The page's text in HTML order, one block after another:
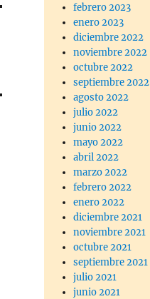
febrero 2023
enero 2023
diciembre 2022
noviembre 2022
octubre 2022
septiembre 2022
agosto 2022
julio 2022
junio 2022
mayo 2022
abril 2022
marzo 2022
febrero 2022
enero 2022
diciembre 2021
noviembre 2021
octubre 2021
septiembre 2021
julio 2021
junio 2021